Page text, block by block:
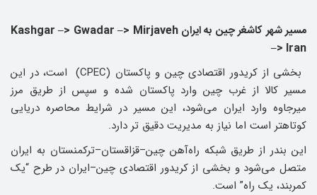
مسیر شهر کاشغر چین به ایران Kashgar –> Gwadar –> Mirjaveh
–> Iran
بخشی از کریدور اقتصادی چین و پاکستان (CPEC) است، در این
مسیر کالا از غرب چین وارد پاکستان شده و سپس از طریق مرز
میرجاوه وارد ایران می‌شود، این مسیر در شرایط محاصره دریایی
کوتاهتر است اما نیاز به مدیریت دقیق تر دارد.
این بندر از طریق شبکه راه‌آهن چین–قزاقستان–ترکمنستان به ایران
متصل می‌شود و بخشی از کریدور اقتصادی چین–ایران در طرح “یک
کمربند، یک راه” است.